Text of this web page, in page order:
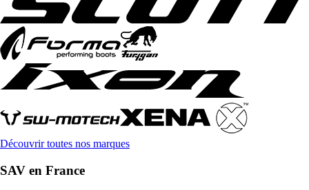
Découvrir toutes nos marques
SAV en France